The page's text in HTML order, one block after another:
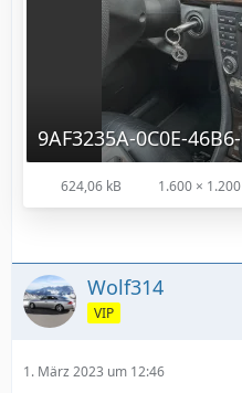
624,06 kB 1.600 × 1.200
Wolf314
VIP
1. März 2023 um 12:46